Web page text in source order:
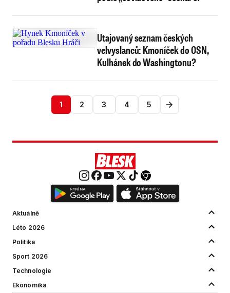
Utajovaný seznam českých
velvyslanců: Kmoníček do OSN,
Kulhánek do Washingtonu?
1 2 3 4 5
Aktuálně
Léto 2026
Politika
Sport 2026
Technologie
Ekonomika